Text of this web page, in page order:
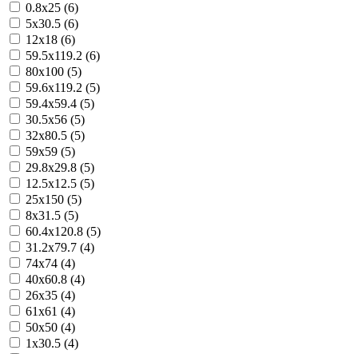
0.8x25 (6)
5x30.5 (6)
12x18 (6)
59.5x119.2 (6)
80x100 (5)
59.6x119.2 (5)
59.4x59.4 (5)
30.5x56 (5)
32x80.5 (5)
59x59 (5)
29.8x29.8 (5)
12.5x12.5 (5)
25x150 (5)
8x31.5 (5)
60.4x120.8 (5)
31.2x79.7 (4)
74x74 (4)
40x60.8 (4)
26x35 (4)
61x61 (4)
50x50 (4)
1x30.5 (4)